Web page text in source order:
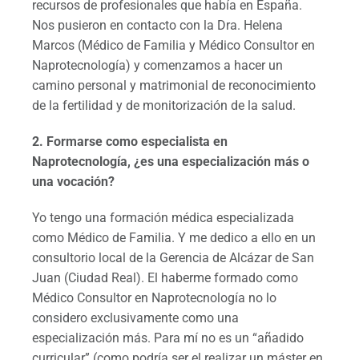
recursos de profesionales que había en España.
Nos pusieron en contacto con la Dra. Helena
Marcos (Médico de Familia y Médico Consultor en
Naprotecnología) y comenzamos a hacer un
camino personal y matrimonial de reconocimiento
de la fertilidad y de monitorización de la salud.
2. Formarse como especialista en
Naprotecnología, ¿es una especialización más o
una vocación?
Yo tengo una formación médica especializada
como Médico de Familia. Y me dedico a ello en un
consultorio local de la Gerencia de Alcázar de San
Juan (Ciudad Real). El haberme formado como
Médico Consultor en Naprotecnología no lo
considero exclusivamente como una
especialización más. Para mí no es un “añadido